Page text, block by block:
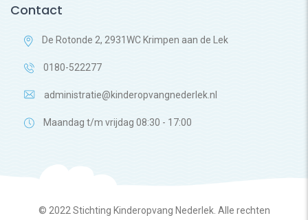
Contact
De Rotonde 2, 2931WC Krimpen aan de Lek
0180-522277
administratie@kinderopvangnederlek.nl
Maandag t/m vrijdag 08:30 - 17:00
© 2022 Stichting Kinderopvang Nederlek. Alle rechten